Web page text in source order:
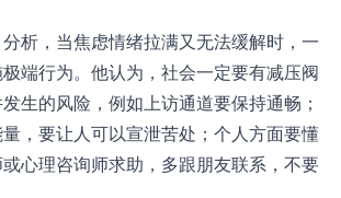
析，当焦虑情绪拉满又无法缓解时，一
端行为。他认为，社会一定要有减压阀
生的风险，例如上访通道要保持通畅；
，要让人可以宣泄苦处；个人方面要懂
心理咨询师求助，多跟朋友联系，不要